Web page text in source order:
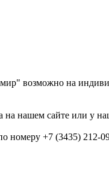
возможно на
на нашем сайте или у
+7 (3435) 212-